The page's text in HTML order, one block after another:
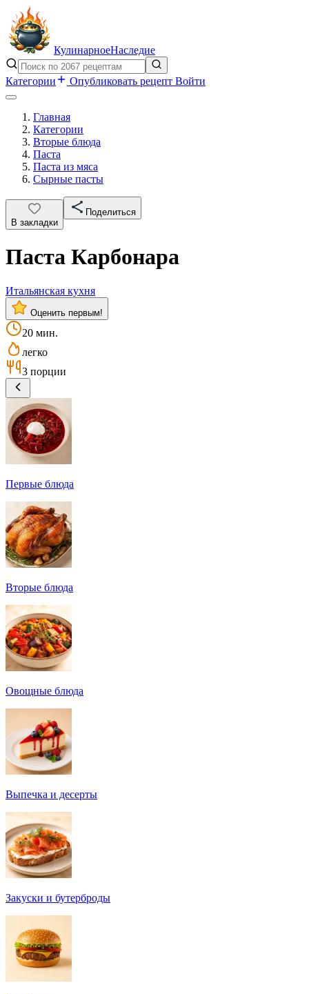
КулинарноеНаследие
Категории Опубликовать рецепт Войти
Главная
Категории
Вторые блюда
Паста
Паста из мяса
Сырные пасты
В закладки
Поделиться
Паста Карбонара
Итальянская кухня
Оценить первым!
20 мин.
легко
3 порции
Первые блюда
Вторые блюда
Овощные блюда
Выпечка и десерты
Закуски и бутерброды